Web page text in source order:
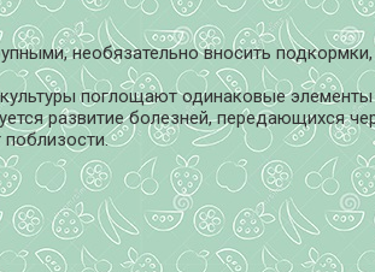
необязательно вносить подкормки,
поглощают одинаковые
развитие болезней, передающихся